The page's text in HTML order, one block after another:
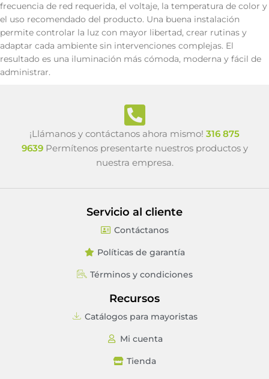
frecuencia de red requerida, el voltaje, la temperatura de color y
el uso recomendado del producto. Una buena instalación
permite controlar la luz con mayor libertad, crear rutinas y
adaptar cada ambiente sin intervenciones complejas. El
resultado es una iluminación más cómoda, moderna y fácil de
administrar.
¡Llámanos y contáctanos ahora mismo! 316 875
9639Permítenos presentarte nuestros productos y
nuestra empresa.
Servicio al cliente
Contáctanos
Políticas de garantía
Términos y condiciones
Recursos
Catálogos para mayoristas
Mi cuenta
Tienda